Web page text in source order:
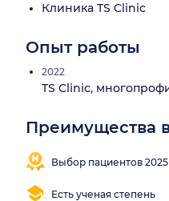
Клиника TS Clinic
Опыт работы
2022
TS Clinic,
Преимущества
Выбор пациентов 2025
Есть ученая степень
объяснения